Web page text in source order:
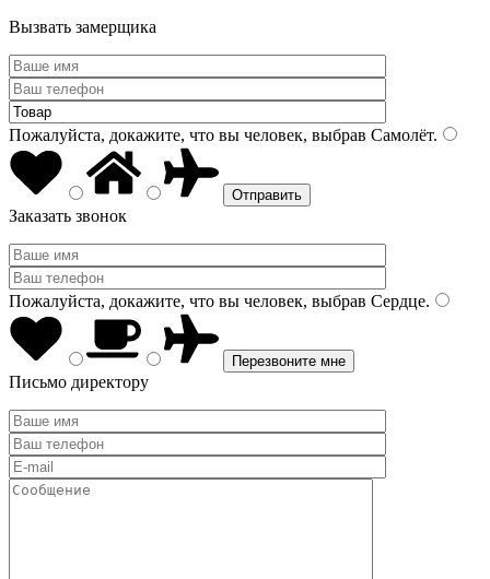
Вызвать замерщика
Пожалуйста, докажите, что вы человек, выбрав Самолёт.
Заказать звонок
Пожалуйста, докажите, что вы человек, выбрав Сердце.
Письмо директору